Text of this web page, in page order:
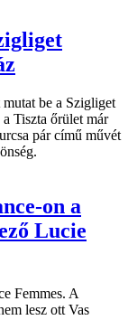
be a Szigliget
Tiszta őrület már
pár című művét
on a
Lucie
Femmes. A
lesz ott Vas